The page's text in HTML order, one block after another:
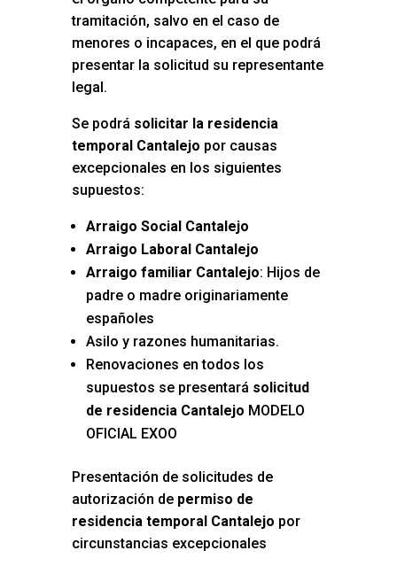
tramitación, salvo en el caso de
menores o incapaces, en el que podrá
presentar la solicitud su representante
legal.
Se podrá solicitar la residencia
temporal Cantalejo por causas
excepcionales en los siguientes
supuestos:
Arraigo Social Cantalejo
Arraigo Laboral Cantalejo
Arraigo familiar Cantalejo: Hijos de
padre o madre originariamente
españoles
Asilo y razones humanitarias.
Renovaciones en todos los
supuestos se presentará solicitud
de residencia Cantalejo MODELO
OFICIAL EXOO
Presentación de solicitudes de
autorización depermiso de
residencia temporal Cantalejo por
circunstancias excepcionales